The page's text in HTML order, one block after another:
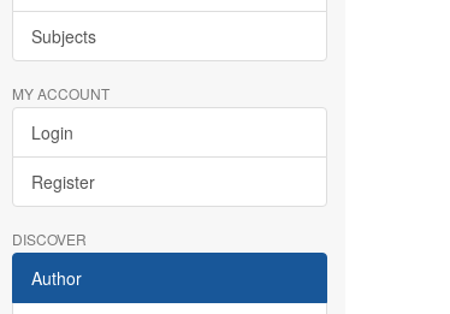
Subjects
MY ACCOUNT
Login
Register
DISCOVER
Author